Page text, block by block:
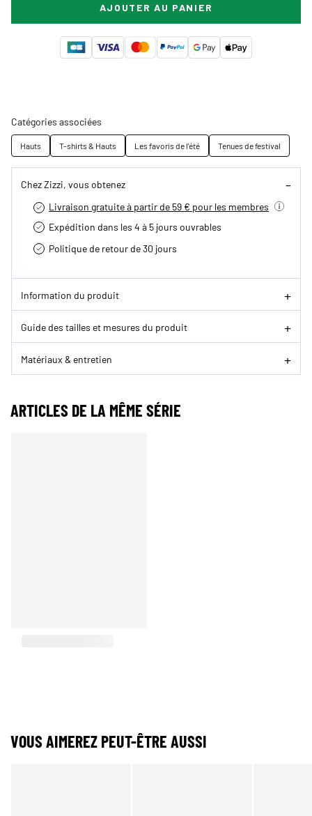
AJOUTER AU PANIER
Catégories associées
Hauts T-shirts & Hauts Les favoris de l'été Tenues de festival
Chez Zizzi, vous obtenez
Livraison gratuite à partir de 59 € pour les membres
Expédition dans les 4 à 5 jours ouvrables
Politique de retour de 30 jours
Information du produit
Guide des tailles et mesures du produit
Matériaux & entretien
ARTICLES DE LA MÊME SÉRIE
VOUS AIMEREZ PEUT-ÊTRE AUSSI